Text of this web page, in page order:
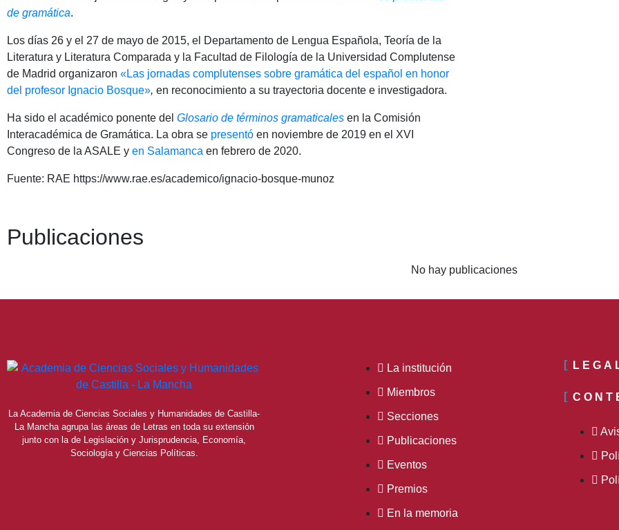
de gramática.
Los días 26 y el 27 de mayo de 2015, el Departamento de Lengua Española, Teoría de la
Literatura y Literatura Comparada y la Facultad de Filología de la Universidad Complutense
de Madrid organizaron «Las jornadas complutenses sobre gramática del español en honor
del profesor Ignacio Bosque», en reconocimiento a su trayectoria docente e investigadora.
Ha sido el académico ponente del Glosario de términos gramaticales en la Comisión
Interacadémica de Gramática. La obra se presentó en noviembre de 2019 en el XVI
Congreso de la ASALE y en Salamanca en febrero de 2020.
Fuente: RAE https://www.rae.es/academico/ignacio-bosque-munoz
Publicaciones
No hay publicaciones
La Academia de Ciencias Sociales y Humanidades de Castilla-
La Mancha agrupa las áreas de Letras en toda su extensión
junto con la de Legislación y Jurisprudencia, Economía,
Sociología y Ciencias Políticas.
La institución
Miembros
Secciones
Publicaciones
Eventos
Premios
En la memoria